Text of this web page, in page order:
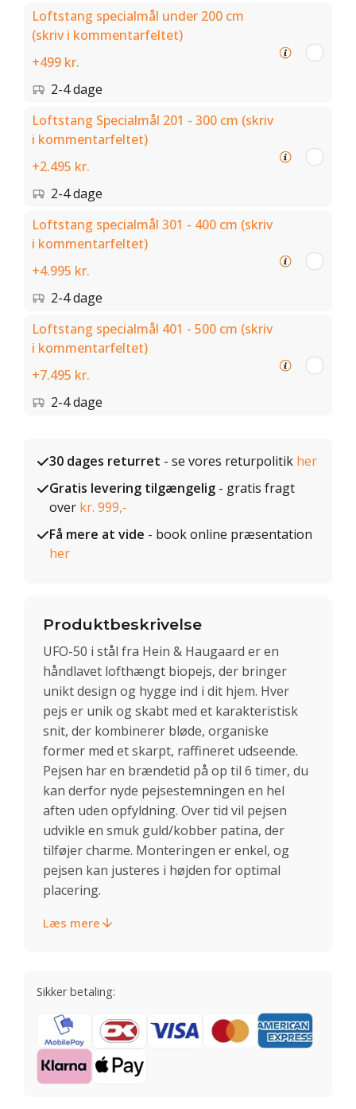
Loftstang specialmål under 200 cm
(skriv i kommentarfeltet)
+499 kr.
2-4 dage
Loftstang Specialmål 201 - 300 cm (skriv
i kommentarfeltet)
+2.495 kr.
2-4 dage
Loftstang specialmål 301 - 400 cm (skriv
i kommentarfeltet)
+4.995 kr.
2-4 dage
Loftstang specialmål 401 - 500 cm (skriv
i kommentarfeltet)
+7.495 kr.
2-4 dage
30 dages returret - se vores returpolitik her
Gratis levering tilgængelig - gratis fragt
over kr. 999,-
Få mere at vide - book online præsentation
her
Produktbeskrivelse
UFO-50 i stål fra Hein & Haugaard er en
håndlavet lofthængt biopejs, der bringer
unikt design og hygge ind i dit hjem. Hver
pejs er unik og skabt med et karakteristisk
snit, der kombinerer bløde, organiske
former med et skarpt, raffineret udseende.
Pejsen har en brændetid på op til 6 timer, du
kan derfor nyde pejsestemningen en hel
aften uden opfyldning. Over tid vil pejsen
udvikle en smuk guld/kobber patina, der
tilføjer charme. Monteringen er enkel, og
pejsen kan justeres i højden for optimal
placering.
Læs mere
Sikker betaling: